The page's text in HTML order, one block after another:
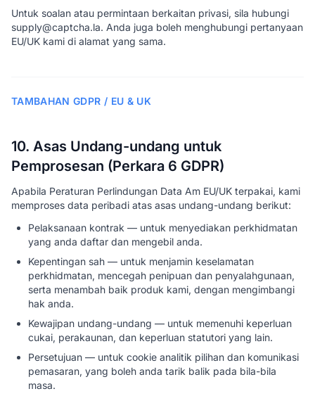
Untuk soalan atau permintaan berkaitan privasi, sila hubungi
supply@captcha.la. Anda juga boleh menghubungi pertanyaan
EU/UK kami di alamat yang sama.
TAMBAHAN GDPR / EU & UK
10. Asas Undang-undang untuk
Pemprosesan (Perkara 6 GDPR)
Apabila Peraturan Perlindungan Data Am EU/UK terpakai, kami
memproses data peribadi atas asas undang-undang berikut:
Pelaksanaan kontrak — untuk menyediakan perkhidmatan
yang anda daftar dan mengebil anda.
Kepentingan sah — untuk menjamin keselamatan
perkhidmatan, mencegah penipuan dan penyalahgunaan,
serta menambah baik produk kami, dengan mengimbangi
hak anda.
Kewajipan undang-undang — untuk memenuhi keperluan
cukai, perakaunan, dan keperluan statutori yang lain.
Persetujuan — untuk cookie analitik pilihan dan komunikasi
pemasaran, yang boleh anda tarik balik pada bila-bila
masa.